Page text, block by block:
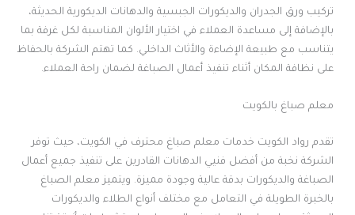
تركيب ورق الجدران والديكورات الجبسية والدهانات الديكورية الحديثة،
بالإضافة إلى مساعدة العملاء في اختيار الألوان المناسبة لكل غرفة بما
يتناسب مع طبيعة الإضاءة والأثاث الداخلي. كما تهتم الشركة بالحفاظ
على نظافة المكان أثناء تنفيذ أعمال الصباغة لضمان راحة العملاء.
معلم صباغ بالكويت
تقدم رواد الكويت خدمات معلم صباغ محترف في الكويت، حيث توفر
الشركة نخبة من أفضل فنيي الدهانات القادرين على تنفيذ جميع أعمال
الصباغة والديكورات بدقة عالية وجودة مميزة. ويتميز معلم الصباغ
بالخبرة الطويلة في التعامل مع مختلف أنواع الطلاء والديكورات